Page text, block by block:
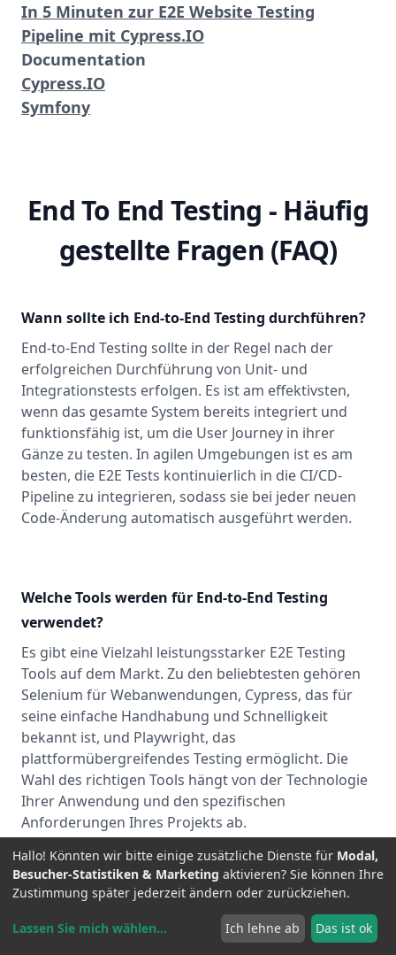
In 5 Minuten zur E2E Website Testing
Pipeline mit Cypress.IO
Documentation
Cypress.IO
Symfony
End To End Testing - Häufig
gestellte Fragen (FAQ)
Wann sollte ich End-to-End Testing durchführen?
End-to-End Testing sollte in der Regel nach der
erfolgreichen Durchführung von Unit- und
Integrationstests erfolgen. Es ist am effektivsten,
wenn das gesamte System bereits integriert und
funktionsfähig ist, um die User Journey in ihrer
Gänze zu testen. In agilen Umgebungen ist es am
besten, die E2E Tests kontinuierlich in die CI/CD-
Pipeline zu integrieren, sodass sie bei jeder neuen
Code-Änderung automatisch ausgeführt werden.
Welche Tools werden für End-to-End Testing
verwendet?
Es gibt eine Vielzahl leistungsstarker E2E Testing
Tools auf dem Markt. Zu den beliebtesten gehören
Selenium für Webanwendungen, Cypress, das für
seine einfache Handhabung und Schnelligkeit
bekannt ist, und Playwright, das
plattformübergreifendes Testing ermöglicht. Die
Wahl des richtigen Tools hängt von der Technologie
Ihrer Anwendung und den spezifischen
Anforderungen Ihres Projekts ab.
Wie unterscheidet sich End-to-End Testing von
System Testing?
Hallo! Könnten wir bitte einige zusätzliche Dienste für Modal,
Besucher-Statistiken & Marketing aktivieren? Sie können Ihre
Zustimmung später jederzeit ändern oder zurückziehen.
Lassen Sie mich wählen... Ich lehne ab Das ist ok